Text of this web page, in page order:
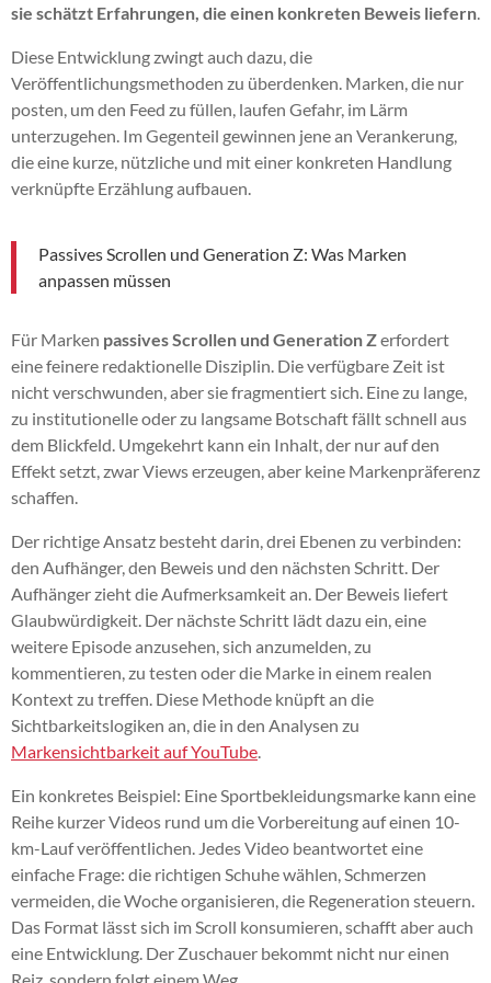
sie schätzt Erfahrungen, die einen konkreten Beweis liefern
Diese Entwicklung zwingt auch dazu, die
Veröffentlichungsmethoden zu überdenken. Marken, die nur
posten, um den Feed zu füllen, laufen Gefahr, im Lärm
unterzugehen. Im Gegenteil gewinnen jene an Verankerung,
die eine kurze, nützliche und mit einer konkreten Handlung
verknüpfte Erzählung aufbauen.
Passives Scrollen und Generation Z: Was Marken
anpassen müssen
Für Marken passives Scrollen und Generation Zerfordert
eine feinere redaktionelle Disziplin. Die verfügbare Zeit ist
nicht verschwunden, aber sie fragmentiert sich. Eine zu lange,
zu institutionelle oder zu langsame Botschaft fällt schnell aus
dem Blickfeld. Umgekehrt kann ein Inhalt, der nur auf den
Effekt setzt, zwar Views erzeugen, aber keine Markenpräferenz
schaffen.
Der richtige Ansatz besteht darin, drei Ebenen zu verbinden:
den Aufhänger, den Beweis und den nächsten Schritt. Der
Aufhänger zieht die Aufmerksamkeit an. Der Beweis liefert
Glaubwürdigkeit. Der nächste Schritt lädt dazu ein, eine
weitere Episode anzusehen, sich anzumelden, zu
kommentieren, zu testen oder die Marke in einem realen
Kontext zu treffen. Diese Methode knüpft an die
Sichtbarkeitslogiken an, die in den Analysen zu
Markensichtbarkeit auf YouTube
Ein konkretes Beispiel: Eine Sportbekleidungsmarke kann eine
Reihe kurzer Videos rund um die Vorbereitung auf einen 10-
km-Lauf veröffentlichen. Jedes Video beantwortet eine
einfache Frage: die richtigen Schuhe wählen, Schmerzen
vermeiden, die Woche organisieren, die Regeneration steuern.
Das Format lässt sich im Scroll konsumieren, schafft aber auch
eine Entwicklung. Der Zuschauer bekommt nicht nur einen
Reiz, sondern folgt einem Weg.